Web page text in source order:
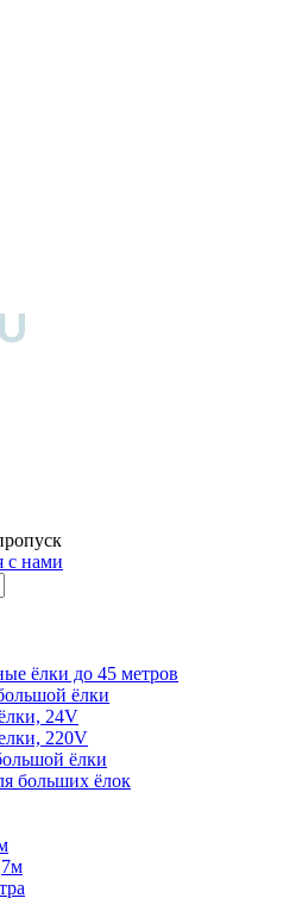
с нами
ёлки до 45 метров
ёлки
24V
220V
ёлки
больших ёлок